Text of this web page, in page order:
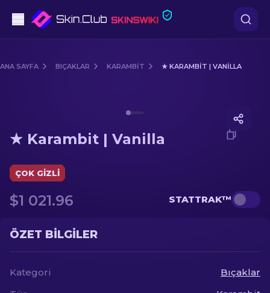
Dürbünlü Tüfek
Bıçaklar
Eldiven
Kasalar
ANA SAYFA BIÇAKLAR KARAMBIT ★ KARAMBIT | VANILLA
★ Karambit | Vanilla
ÇOK GIZLI
$1 021.96 STATTRAK™
ÖZET BILGILER
Kategori
Bıçaklar